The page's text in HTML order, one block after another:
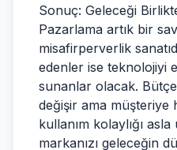
Sonuç: Geleceği
Pazarlama artık bir
misafirperverlik
edenler ise teknolojiyi
sunanlar olacak.
değişir ama müşteriye
kullanım kolaylığı
markanızı geleceğin